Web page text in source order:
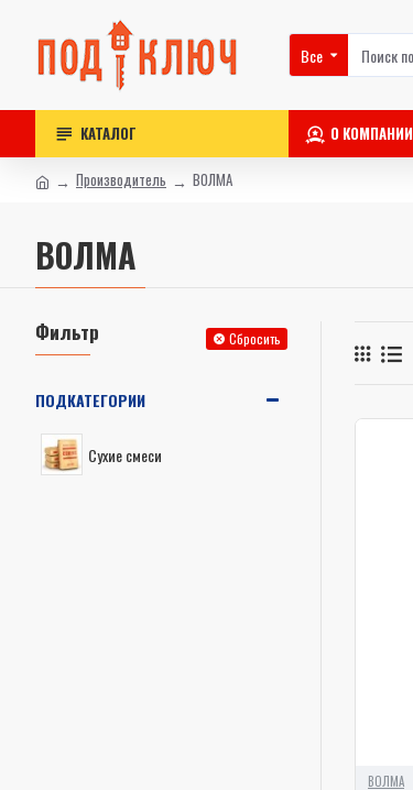
Все
КАТАЛОГ О КОМПАНИИ
Производитель ВОЛМА
ВОЛМА
Фильтр Сбросить
ПОДКАТЕГОРИИ
Сухие смеси
ВОЛМА